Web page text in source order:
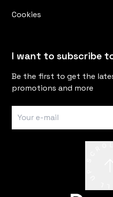
Cookies
I want to subscribe
Be the first to get the
promotions and more